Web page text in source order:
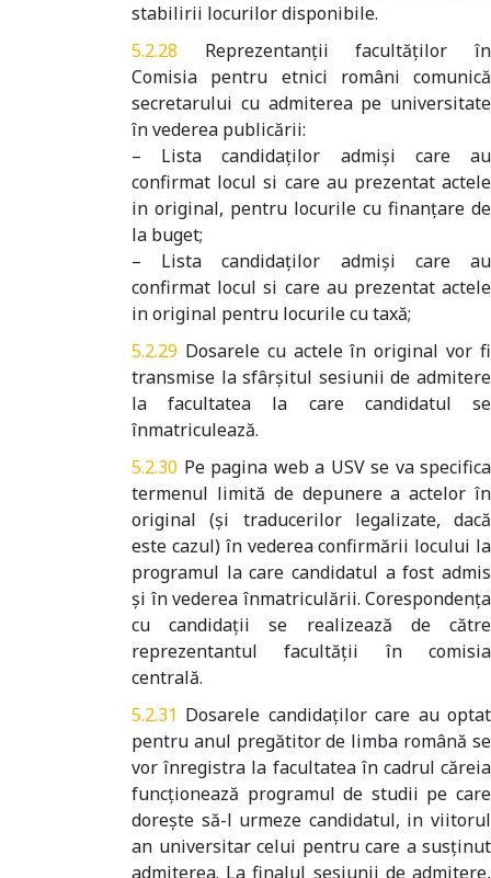
stabilirii locurilor disponibile.
Reprezentanţii facultăţilor în
Comisia pentru etnici români comunică
secretarului cu admiterea pe universitate
în vederea publicării:
– Lista candidaţilor admiși care au
confirmat locul si care au prezentat actele
in original, pentru locurile cu finanţare de
la buget;
– Lista candidaţilor admiși care au
confirmat locul si care au prezentat actele
in original pentru locurile cu taxă;
Dosarele cu actele în original vor fi
transmise la sfârşitul sesiunii de admitere
la facultatea la care candidatul se
înmatriculează.
Pe pagina web a USV se va specifica
termenul limită de depunere a actelor în
original (şi traducerilor legalizate, dacă
este cazul) în vederea confirmării locului la
programul la care candidatul a fost admis
şi în vederea înmatriculării. Corespondenţa
cu candidaţii se realizează de către
reprezentantul facultăţii în comisia
centrală.
Dosarele candidaţilor care au optat
pentru anul pregătitor de limba română se
vor înregistra la facultatea în cadrul căreia
funcţionează programul de studii pe care
doreşte să-l urmeze candidatul, in viitorul
an universitar celui pentru care a susținut
admiterea. La finalul sesiunii de admitere,